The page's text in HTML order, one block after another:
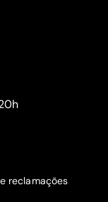
reclamações